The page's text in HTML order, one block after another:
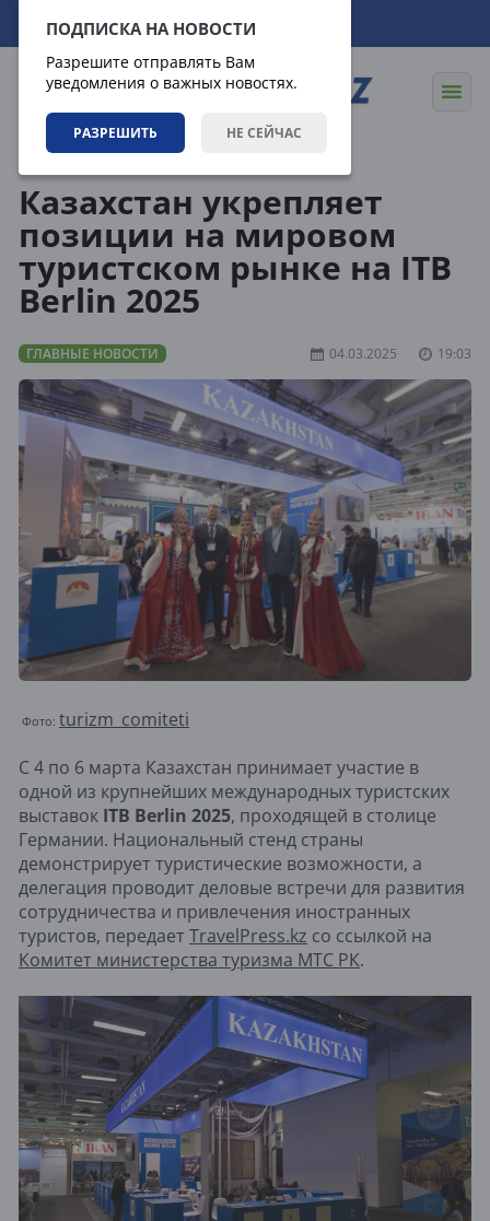
ПОДПИСКА НА НОВОСТИ
Разрешите отправлять Вам
уведомления о важных новостях.
РАЗРЕШИТЬ НЕ СЕЙЧАС
07.08.2026 10:56:34
Казахстан укрепляет
позиции на мировом
туристском рынке на ITB
Berlin 2025
ГЛАВНЫЕ НОВОСТИ 04.03.2025 19:03
Фото: turizm_comiteti
С 4 по 6 марта Казахстан принимает участие в
одной из крупнейших международных туристских
выставок ITB Berlin 2025, проходящей в столице
Германии. Национальный стенд страны
демонстрирует туристические возможности, а
делегация проводит деловые встречи для развития
сотрудничества и привлечения иностранных
туристов, передает TravelPress.kz со ссылкой на
Комитет министерства туризма МТС РК.